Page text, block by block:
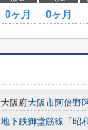
0ヶ月 0ヶ月
大阪府大阪市阿倍野
地下鉄御堂筋線 「 昭